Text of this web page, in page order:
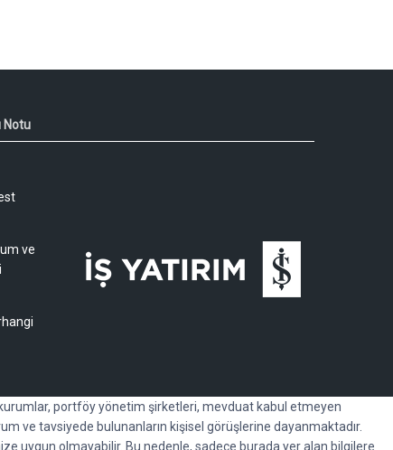
Notu
ve
kurumlar, portföy yönetim şirketleri, mevduat kabul etmeyen
ve tavsiyede bulunanların kişisel görüşlerine dayanmaktadır.
uygun olmayabilir. Bu nedenle, sadece burada yer alan bilgilere